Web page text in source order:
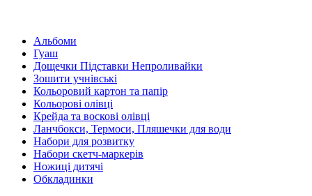
Альбоми
Гуаш
Дощечки Підставки Непроливайки
Зошити учнівські
Кольоровий картон та папір
Кольорові олівці
Крейда та воскові олівці
Ланчбокси, Термоси, Пляшечки для води
Набори для розвитку
Набори скетч-маркерів
Ножиці дитячі
Обкладинки